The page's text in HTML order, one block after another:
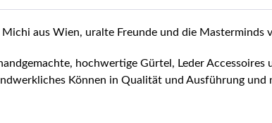
Michi aus Wien, uralte Freunde und die Masterminds
hochwertige Gürtel, Leder Accessoires
Können in Qualität und Ausführung